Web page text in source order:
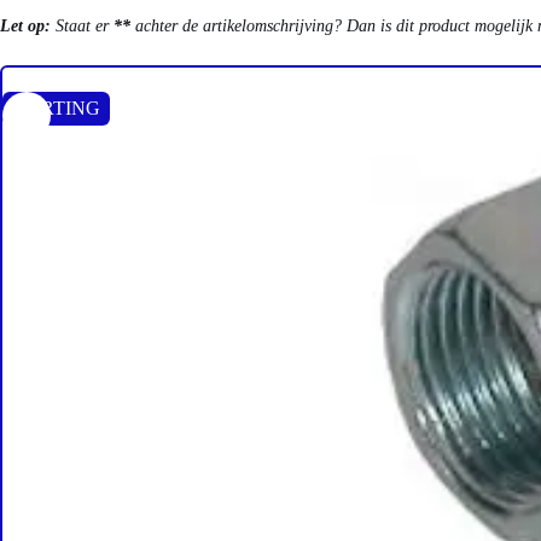
Let op: Staat er ** achter de artikelomschrijving? Dan is dit product
KORTING